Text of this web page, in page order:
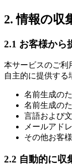
2. 情報の収
2.1 お客様から
本サービスのご利
自主的に提供する
名前生成の
名前生成の
言語および
メールアド
その他お客
2.2 自動的に収